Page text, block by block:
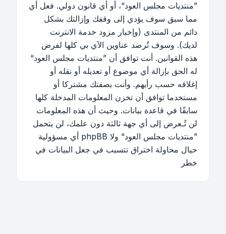
”منتديات مجلس العود“، أو أي قانون دولي. فعل أي
مما سبق سوف يؤدي إلى وقفك وإزالتك بشكل
دائم من المنتدى (وإخبار مزود خدمة الانترنت
لديك). وسوف تُرصد عناوين الآي بي كلها لفرض
هذه القوانين. أنت توافق أن ”منتديات مجلس العود“
له الحق بإزالة أي موضوع أو تعديله أو نقله أو
إغلاقه حسب رأيهم. وأنت بصفتك مشتركا أو
مستخدما توافق أن تخزن المعلومات المدخلة كلها
سابقًا في قاعدة بيانات. وحيث أن هذه المعلومات
لن تُـعرض إلى أي جهة ثالثة دون علمك، لن يتحمل
”منتديات مجلس العود“ ولا phpBB أي مسؤولية
حيال محاولة اختراق تتسبب في جعل البيانات في
خطر